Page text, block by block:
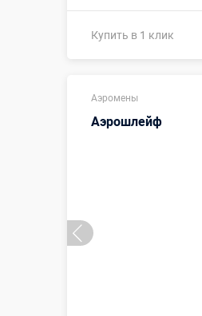
Купить в 1 клик
Аэромены
Аэрошлейф